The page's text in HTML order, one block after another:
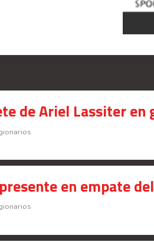
de Ariel Lassiter
en empate